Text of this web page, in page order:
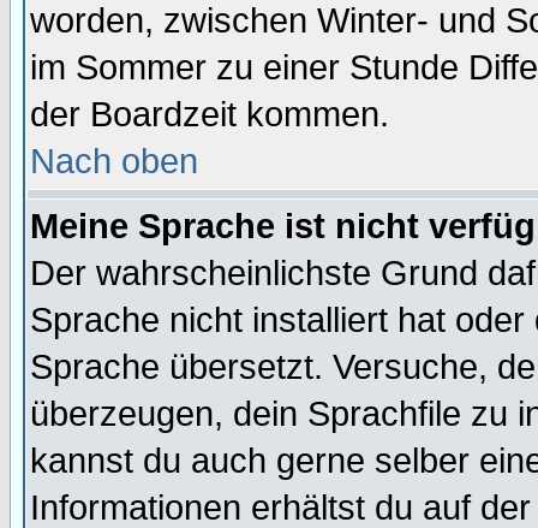
worden, zwischen Winter- und
im Sommer zu einer Stunde
der Boardzeit kommen.
Nach oben
Meine Sprache ist nicht
Der wahrscheinlichste Grund
Sprache nicht installiert hat
Sprache übersetzt. Versuche,
überzeugen, dein Sprachfile zu
kannst du auch gerne selber
Informationen erhältst du auf